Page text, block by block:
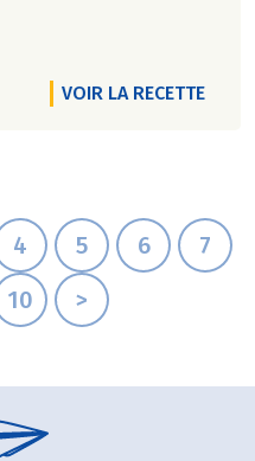
VOIR LA RECETTE
4 5 6
7
10 >